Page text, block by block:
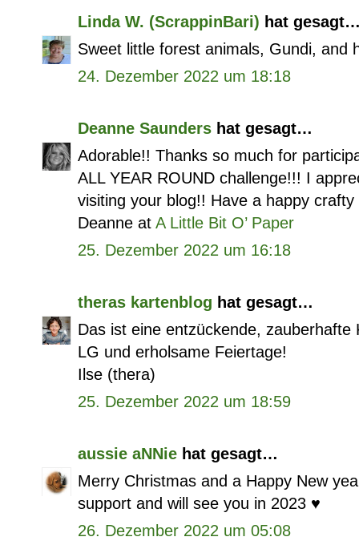
Linda W. (ScrappinBari) hat
Sweet little forest animals, Gundi, and
24. Dezember 2022 um 18:18
Deanne Saunders hat gesagt…
Adorable!! Thanks so much for
ALL YEAR ROUND challenge!!! I
visiting your blog!! Have a happy crafty
Deanne at A Little Bit O’ Paper
25. Dezember 2022 um 16:18
theras kartenblog hat gesagt…
Das ist eine entzückende, zauberhafte
LG und erholsame Feiertage!
Ilse (thera)
25. Dezember 2022 um 18:59
aussie aNNie hat gesagt…
Merry Christmas and a Happy New
support and will see you in 2023 ♥
26. Dezember 2022 um 05:08